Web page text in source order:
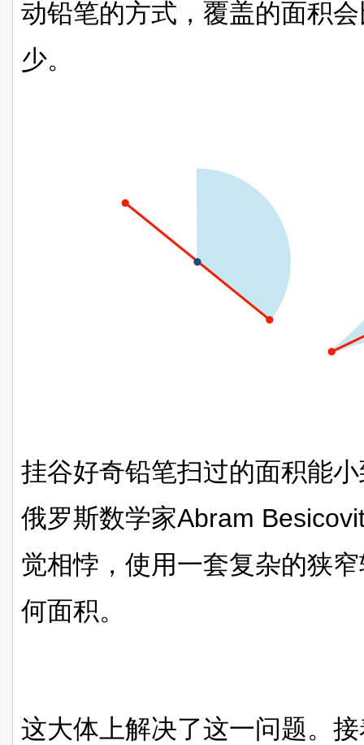
动铅笔的方式，覆盖的面积
少。
挂谷好奇铅笔扫过的面积能
俄罗斯数学家Abram
觉相悖，使用一套复杂的狭
何面积。
这大体上解决了这一问题。